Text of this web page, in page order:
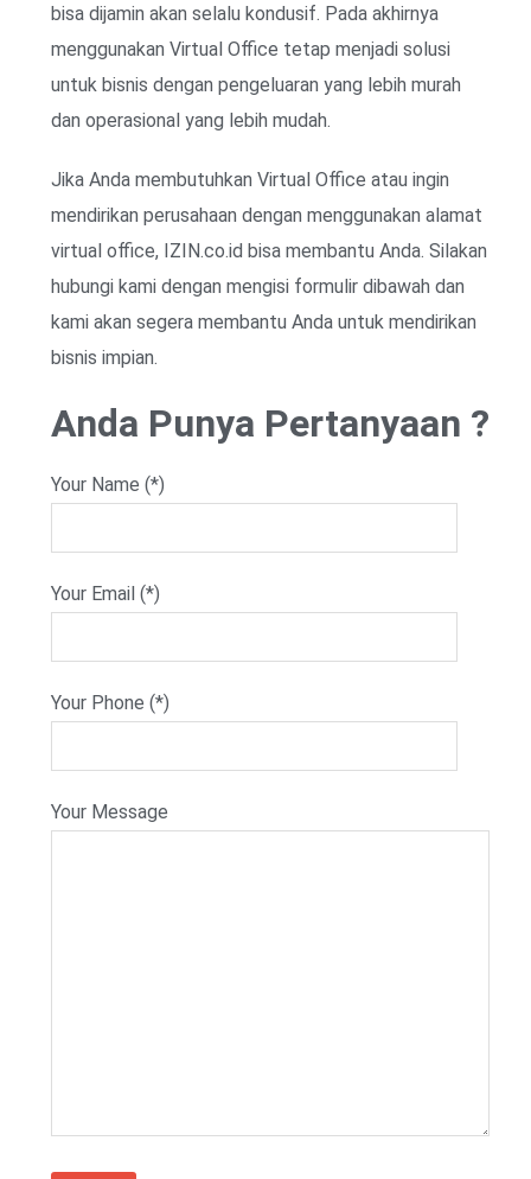
bisa dijamin akan selalu kondusif. Pada akhirnya
menggunakan Virtual Office tetap menjadi solusi
untuk bisnis dengan pengeluaran yang lebih murah
dan operasional yang lebih mudah.
Jika Anda membutuhkan Virtual Office atau ingin
mendirikan perusahaan dengan menggunakan alamat
virtual office, IZIN.co.id bisa membantu Anda. Silakan
hubungi kami dengan mengisi formulir dibawah dan
kami akan segera membantu Anda untuk mendirikan
bisnis impian.
Anda Punya Pertanyaan ?
Your Name (*)
Your Email (*)
Your Phone (*)
Your Message